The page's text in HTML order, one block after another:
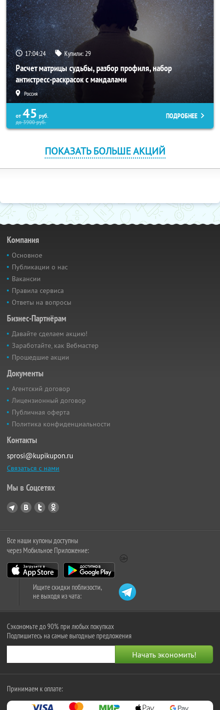
17:04:23 Купили:29
Расчет матрицы судьбы, разбор профиля, набор
антистресс-раскрасок с мандалами
Россия
от 45 руб.
до3900руб.
ПОДРОБНЕЕ
ПОКАЗАТЬ БОЛЬШЕ АКЦИЙ
Компания
Основное
Публикации о нас
Вакансии
Правила сервиса
Ответы на вопросы
Бизнес-Партнёрам
Давайте сделаем акцию!
Заработайте, как Вебмастер
Прошедшие акции
Документы
Агентский договор
Лицензионный договор
Публичная оферта
Политика конфиденциальности
Контакты
sprosi@kupikupon.ru
Связаться с нами
Мы в Соцсетях
Все наши купоны доступны
через Мобильное Приложение:
Ищите скидки поблизости,
не выходя из чата:
Сэкономьте до 90% при любых покупках
Подпишитесь на самые выгодные предложения
Принимаем к оплате: